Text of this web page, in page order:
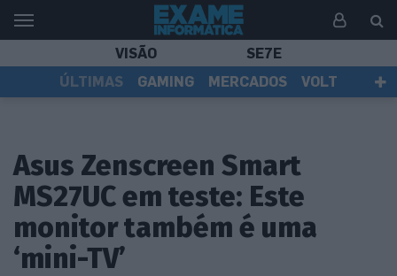
VISÃO
SE7E
ÚLTIMAS
GAMING MERCADOS
VOLT
Asus Zenscreen Smart
MS27UC em teste: Este
monitor também é uma
‘mini-TV’